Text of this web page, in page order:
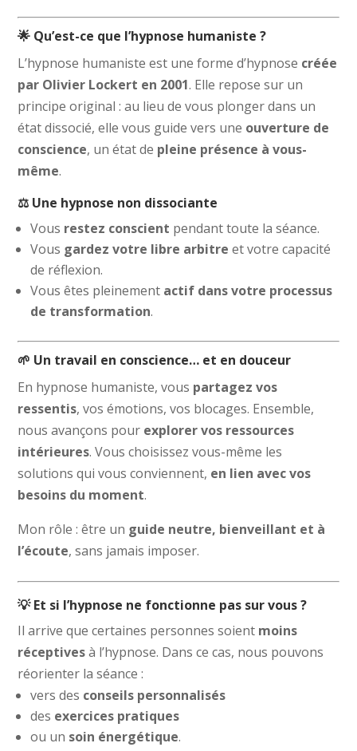
🌟 Qu’est-ce que l’hypnose humaniste ?
L’hypnose humaniste est une forme d’hypnose créée
par Olivier Lockert en 2001. Elle repose sur un
principe original : au lieu de vous plonger dans un
état dissocié, elle vous guide vers une ouverture de
conscience, un état de pleine présence à vous-
même.
⚖️ Une hypnose non dissociante
Vous restez conscient pendant toute la séance.
Vous gardez votre libre arbitre et votre capacité
de réflexion.
Vous êtes pleinement actif dans votre processus
de transformation.
🌱 Un travail en conscience… et en douceur
En hypnose humaniste, vous partagez vos
ressentis, vos émotions, vos blocages. Ensemble,
nous avançons pour explorer vos ressources
intérieures. Vous choisissez vous-même les
solutions qui vous conviennent, en lien avec vos
besoins du moment.
Mon rôle : être un guide neutre, bienveillant et à
l’écoute, sans jamais imposer.
💡 Et si l’hypnose ne fonctionne pas sur vous ?
Il arrive que certaines personnes soient moins
réceptivesà l’hypnose. Dans ce cas, nous pouvons
réorienter la séance :
vers des conseils personnalisés
des exercices pratiques
ou un soin énergétique.